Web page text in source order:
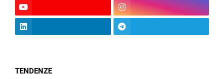
TENDENZE